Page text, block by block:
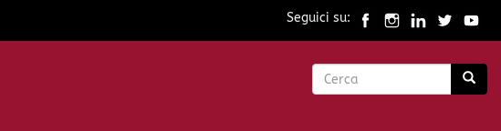
Seguici su:
Form